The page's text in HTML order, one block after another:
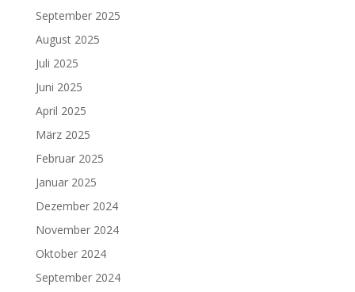
September 2025
August 2025
Juli 2025
Juni 2025
April 2025
März 2025
Februar 2025
Januar 2025
Dezember 2024
November 2024
Oktober 2024
September 2024